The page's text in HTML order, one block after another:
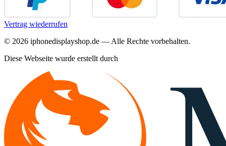
Vertrag wiederrufen
© 2026 iphonedisplayshop.de — Alle Rechte vorbehalten.
Diese Webseite wurde erstellt durch